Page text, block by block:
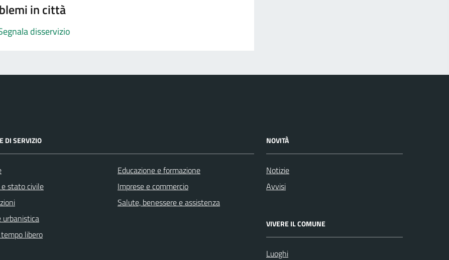
in città
disservizio
DI SERVIZIO
stato civile
urbanistica
libero
Educazione e formazione
Imprese e commercio
Salute, benessere e assistenza
NOVITÀ
Notizie
Avvisi
VIVERE IL COMUNE
Luoghi